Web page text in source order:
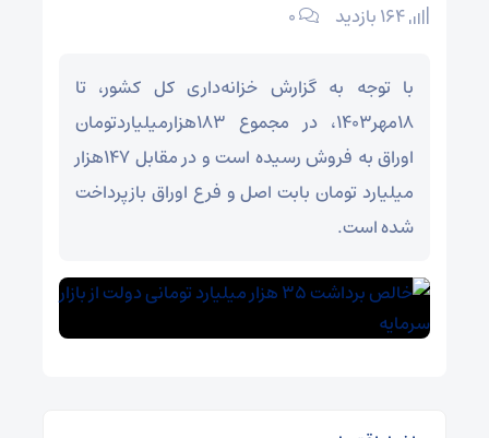
۰
با توجه به گزارش خزانه‌داری کل کشور، تا
۱۸مهر۱۴۰۳، در مجموع ۱۸۳هزارمیلیاردتومان
اوراق به فروش رسیده است و در مقابل ۱۴۷هزار
میلیارد تومان بابت اصل و فرع اوراق بازپرداخت
شده است.